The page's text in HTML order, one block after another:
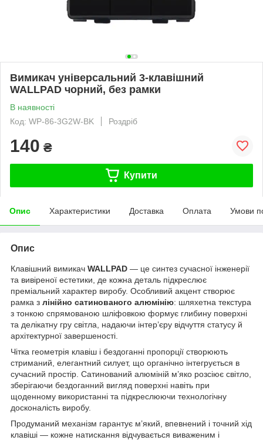
Вимикач універсальний 3-клавішний
WALLPAD чорний, без рамки
В наявності
Код: WP-86-3G2W-BK
Роздріб
140 ₴
Купити
Опис Характеристики Доставка Оплата Умови
Опис
Клавішний вимикач WALLPAD — це синтез сучасної інженерії
та вивіреної естетики, де кожна деталь підкреслює
преміальний характер виробу. Особливий акцент створює
рамка з лінійно сатинованого алюмінію: шляхетна текстура
з тонкою спрямованою шліфовкою формує глибину поверхні
та делікатну гру світла, надаючи інтер’єру відчуття статусу й
архітектурної завершеності.
Чітка геометрія клавіш і бездоганні пропорції створюють
стриманий, елегантний силует, що органічно інтегрується в
сучасний простір. Сатинований алюміній м’яко розсіює світло,
зберігаючи бездоганний вигляд поверхні навіть при
щоденному використанні та підкреслюючи технологічну
досконалість виробу.
Продуманий механізм гарантує м’який, впевнений і точний хід
клавіші — кожне натискання відчувається виваженим і